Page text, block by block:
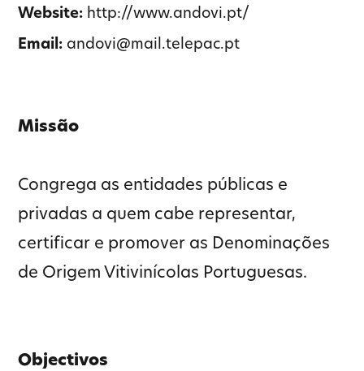
Website: http://www.andovi.pt/
Email: andovi@mail.telepac.pt
Missão
Congrega as entidades públicas e
privadas a quem cabe representar,
certificar e promover as Denominações
de Origem Vitivinícolas Portuguesas.
Objectivos